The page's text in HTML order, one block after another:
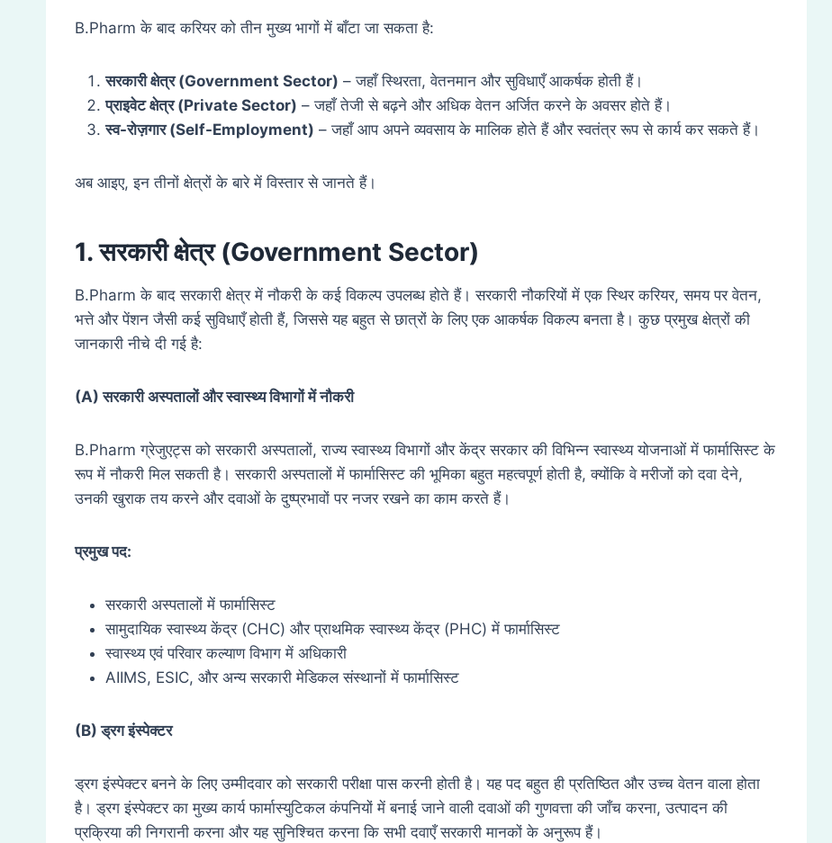
B.Pharm के बाद करियर को तीन मुख्य भागों में बाँटा जा सकता है:
सरकारी क्षेत्र (Government Sector) – जहाँ स्थिरता, वेतनमान और सुविधाएँ आकर्षक होती हैं।
प्राइवेट क्षेत्र (Private Sector) – जहाँ तेजी से बढ़ने और अधिक वेतन अर्जित करने के अवसर होते हैं।
स्व-रोज़गार (Self-Employment) – जहाँ आप अपने व्यवसाय के मालिक होते हैं और स्वतंत्र रूप से कार्य कर सकते हैं।
अब आइए, इन तीनों क्षेत्रों के बारे में विस्तार से जानते हैं।
1. सरकारी क्षेत्र (Government Sector)
B.Pharm के बाद सरकारी क्षेत्र में नौकरी के कई विकल्प उपलब्ध होते हैं। सरकारी नौकरियों में एक स्थिर करियर, समय पर वेतन,
भत्ते और पेंशन जैसी कई सुविधाएँ होती हैं, जिससे यह बहुत से छात्रों के लिए एक आकर्षक विकल्प बनता है। कुछ प्रमुख क्षेत्रों की
जानकारी नीचे दी गई है:
(A)सरकारी अस्पतालों और स्वास्थ्य विभागों में नौकरी
B.Pharm ग्रेजुएट्स को सरकारी अस्पतालों, राज्य स्वास्थ्य विभागों और केंद्र सरकार की विभिन्न स्वास्थ्य योजनाओं में फार्मासिस्ट के
रूप में नौकरी मिल सकती है। सरकारी अस्पतालों में फार्मासिस्ट की भूमिका बहुत महत्वपूर्ण होती है, क्योंकि वे मरीजों को दवा देने,
उनकी खुराक तय करने और दवाओं के दुष्प्रभावों पर नजर रखने का काम करते हैं।
प्रमुख पद:
सरकारी अस्पतालों में फार्मासिस्ट
सामुदायिक स्वास्थ्य केंद्र (CHC) और प्राथमिक स्वास्थ्य केंद्र (PHC) में फार्मासिस्ट
स्वास्थ्य एवं परिवार कल्याण विभाग में अधिकारी
AIIMS, ESIC, और अन्य सरकारी मेडिकल संस्थानों में फार्मासिस्ट
(B)ड्रग इंस्पेक्टर
ड्रग इंस्पेक्टर बनने के लिए उम्मीदवार को सरकारी परीक्षा पास करनी होती है। यह पद बहुत ही प्रतिष्ठित और उच्च वेतन वाला होता
है। ड्रग इंस्पेक्टर का मुख्य कार्य फार्मास्युटिकल कंपनियों में बनाई जाने वाली दवाओं की गुणवत्ता की जाँच करना, उत्पादन की
प्रक्रिया की निगरानी करना और यह सुनिश्चित करना कि सभी दवाएँ सरकारी मानकों के अनुरूप हैं।